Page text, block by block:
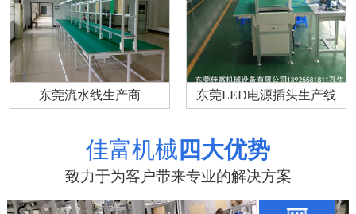
东莞流水线生产商 东莞LED电源插头生产线
佳富机械 四大优势
致力于为客户带来专业的解决方案